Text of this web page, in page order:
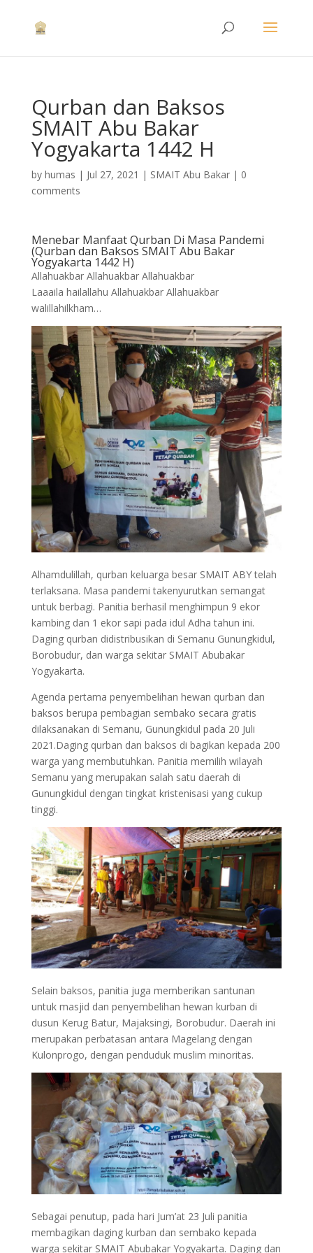
Qurban dan Baksos
SMAIT Abu Bakar
Yogyakarta 1442 H
by humas | Jul 27, 2021 | SMAIT Abu Bakar| 0
comments
Menebar Manfaat Qurban Di Masa Pandemi
(Qurban dan Baksos SMAIT Abu Bakar
Yogyakarta 1442 H)
Allahuakbar Allahuakbar Allahuakbar
Laaaila hailallahu Allahuakbar Allahuakbar
walillahilkham…
Alhamdulillah, qurban keluarga besar SMAIT ABY telah
terlaksana. Masa pandemi takenyurutkan semangat
untuk berbagi. Panitia berhasil menghimpun 9 ekor
kambing dan 1 ekor sapi pada idul Adha tahun ini.
Daging qurban didistribusikan di Semanu Gunungkidul,
Borobudur, dan warga sekitar SMAIT Abubakar
Yogyakarta.
Agenda pertama penyembelihan hewan qurban dan
baksos berupa pembagian sembako secara gratis
dilaksanakan di Semanu, Gunungkidul pada 20 Juli
2021.Daging qurban dan baksos di bagikan kepada 200
warga yang membutuhkan. Panitia memilih wilayah
Semanu yang merupakan salah satu daerah di
Gunungkidul dengan tingkat kristenisasi yang cukup
tinggi.
Selain baksos, panitia juga memberikan santunan
untuk masjid dan penyembelihan hewan kurban di
dusun Kerug Batur, Majaksingi, Borobudur. Daerah ini
merupakan perbatasan antara Magelang dengan
Kulonprogo, dengan penduduk muslim minoritas.
Sebagai penutup, pada hari Jum’at 23 Juli panitia
membagikan daging kurban dan sembako kepada
warga sekitar SMAIT Abubakar Yogyakarta. Daging dan